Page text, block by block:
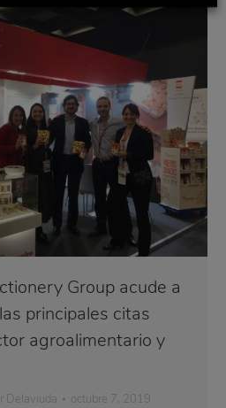
Group acude a
principales citas
agroalimentario y
Delaviuda octubre 7, 2019